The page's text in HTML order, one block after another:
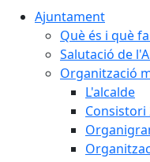
Ajuntament
Què és i què
Salutació de
Organització
L'alcalde
Consistori